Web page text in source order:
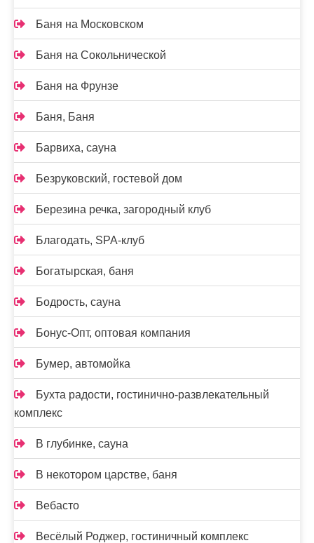
Баня на Московском
Баня на Сокольнической
Баня на Фрунзе
Баня, Баня
Барвиха, сауна
Безруковский, гостевой дом
Березина речка, загородный клуб
Благодать, SPA-клуб
Богатырская, баня
Бодрость, сауна
Бонус-Опт, оптовая компания
Бумер, автомойка
Бухта радости, гостинично-развлекательный
комплекс
В глубинке, сауна
В некотором царстве, баня
Вебасто
Весёлый Роджер, гостиничный комплекс